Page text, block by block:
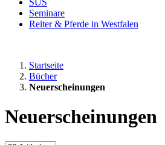
SUS
Seminare
Reiter & Pferde in Westfalen
Startseite
Bücher
Neuerscheinungen
Neuerscheinungen